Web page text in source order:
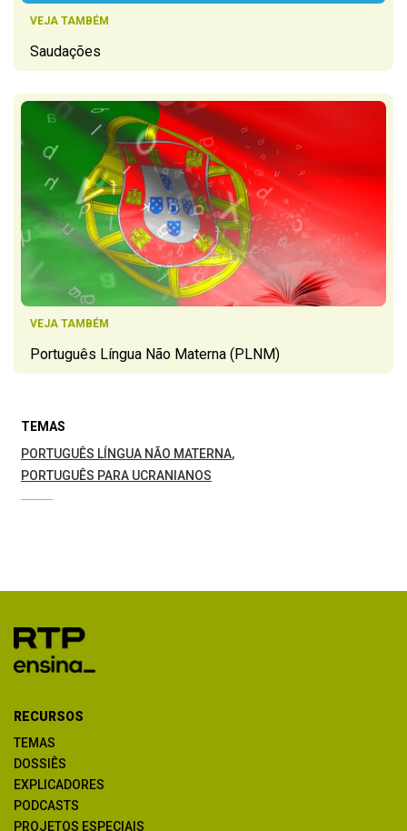
VEJA TAMBÉM
Saudações
VEJA TAMBÉM
Português Língua Não Materna (PLNM)
TEMAS
PORTUGUÊS LÍNGUA NÃO MATERNA
PORTUGUÊS PARA UCRANIANOS
RECURSOS
TEMAS
DOSSIÊS
EXPLICADORES
PODCASTS
PROJETOS ESPECIAIS